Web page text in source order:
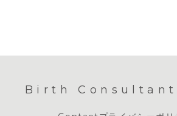
Birth Consultant